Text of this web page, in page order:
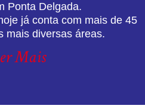
Ponta Delgada.
já conta com mais de 45
mais diversas áreas.
Mais